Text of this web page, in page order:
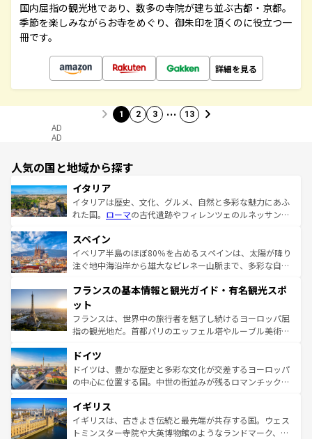
国内屈指の観光地であり、数多の寺院が建ち並ぶ古都・京都。
季節を楽しみながらお寺をめぐり、御朱印を頂くのに役立つ一
冊です。
詳細を見る
1 2 3 … 13
AD
AD
人気の国と地域から探す
イタリア
イタリアは歴史、文化、グルメ、自然と多彩な魅力にあふ
れた国。 ローマの古代遺跡やフィレンツェのルネッサンス
ろん、トスカーナの美しい田園風景やアマルフィ海岸の絶
景など、自然景観も見逃せない。観光の合間には、本場の
ピザやパスタなど、絶品のイタリア料理を堪能することも
ませてくれるイタリアで、忘れられない旅をしてみよう！
なお、新着のイタリア情報は
しい。
スペイン
イベリア半島のほぼ80％を占めるスペインは、太陽が降り
注ぐ地中海沿岸から雄大なピレネー山脈まで、多彩な自然
文化が根付くこの国では、情熱的なフラメンコ、熱気あふ
れる闘牛、そして美味しいタパスが生活の一部となってい
る。首都マドリードの洗練された雰囲気や、バルセロナの
アートに溢れた街角から、地方では古代ローマ遺跡や中世
せる。地方によって風土や気候が異なるスペインはその個
性で訪れる人を魅了する。 なお、新着のスペイン情報は コ
ンテンツ一覧を参照してほしい。
フランスの基本情報と観光ガイド・有名観光スポ
ット
フランスは、世界中の旅行者を魅了し続けるヨーロッパ屈
指の観光地だ。首都パリのエッフェル塔やルーブル美術館
で、幅広い魅力が詰まっている。華麗な宮殿、歴史的な大
聖堂、美しいビーチ、そして豊かな自然が、訪れる者を心
から魅了する。また、フランスは美食の国としても知ら
いる。シャンパンの発祥地であるランス、プロヴァンスの
香り高いラベンダー畑など、多彩な楽しみ方が可能だ。さ
らに、パリ以外の地域にも魅力が溢れており、どの街角に
ドイツ
ドイツは、豊かな歴史と多彩な文化が交差するヨーロッパ
の中心に位置する国。中世の街並みが残るロマンチック街
顔を持つこの国は、どこを歩いても飽きることがない。ベ
ルリンの文化的活気、バイエルン州のアルプスの絶景、そ
してライン川沿いのワイン畑といった風景は必見。ビール
イギリス
イギリスは、古きよき伝統と最先端が共存する国。ウェス
トミンスター寺院や大英博物館のようなランドマーク、歴